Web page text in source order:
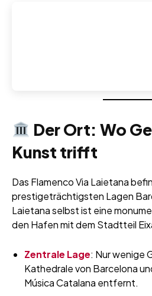
Der Ort: Wo
Kunst trifft
Das Flamenco Via Laietana
prestigeträchtigsten Lagen
Laietana selbst ist eine
den Hafen mit dem Stadtteil
Zentrale Lage: Nur wenige
Kathedrale von Barcelona
Música Catalana entfernt.